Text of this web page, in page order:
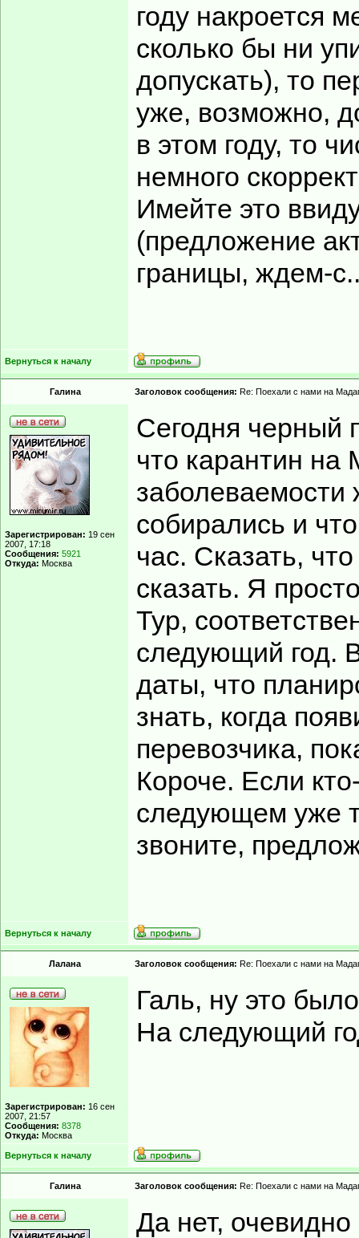
году накроется
сколько бы ни
допускать), то
уже, возможно,
в этом году, то
немного
Имейте это
(предложение
границы, ждем-
Вернуться к началу
Гaлинa Заголовок сообщения: Re: Поехали с нами на
Зарегистрирован: 19 сен
2007, 17:18
Сообщения: 5921
Откуда: Москва
Сегодня черный
что карантин на
заболеваемости
собирались и
час. Сказать,
сказать. Я
Тур,
следующий год.
даты, что
знать, когда
перевозчика,
Короче. Если
следующем уже
звоните,
Вернуться к началу
Лалана Заголовок сообщения: Re: Поехали с нами на
Зарегистрирован: 16 сен
2007, 21:57
Сообщения: 8378
Откуда: Москва
Галь, ну это
На следующий
Вернуться к началу
Гaлинa Заголовок сообщения: Re: Поехали с нами на
Да нет,